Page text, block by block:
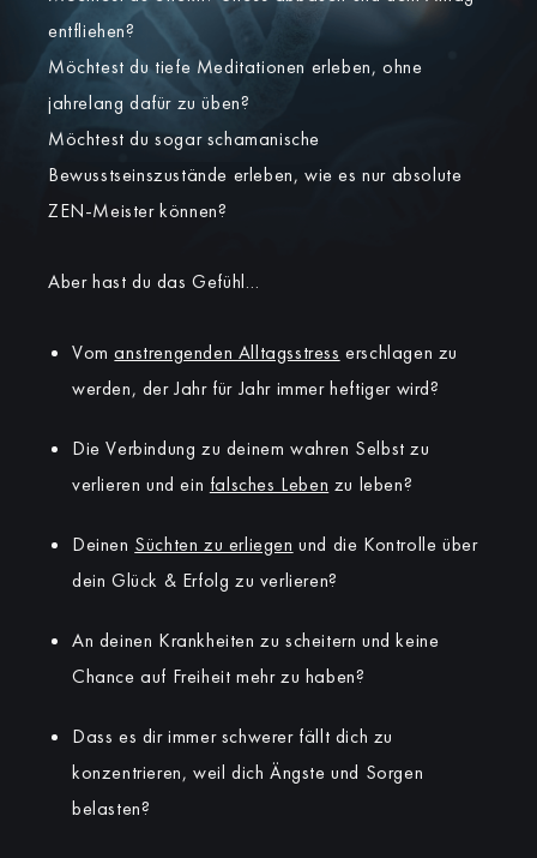
entfliehen?
Möchtest du tiefe Meditationen erleben, ohne
jahrelang dafür zu üben?
Möchtest du sogar schamanische
Bewusstseinszustände erleben, wie es nur absolute
ZEN-Meister können?
Aber hast du das Gefühl…
Vomanstrengenden Alltagsstress erschlagen zu
werden, der Jahr für Jahr immer heftiger wird?
Die Verbindung zu deinem wahren Selbst zu
verlieren und ein falsches Leben zu leben?
Deinen Süchten zu erliegen und die Kontrolle über
dein Glück & Erfolg zu verlieren?
An deinen Krankheiten zu scheitern und keine
Chance auf Freiheit mehr zu haben?
Dass es dir immer schwerer fällt dich zu
konzentrieren, weil dich Ängste und Sorgen
belasten?